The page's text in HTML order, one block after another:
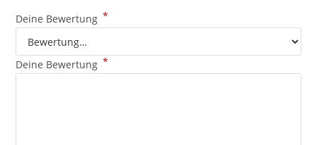
Deine Bewertung *
Deine Bewertung *